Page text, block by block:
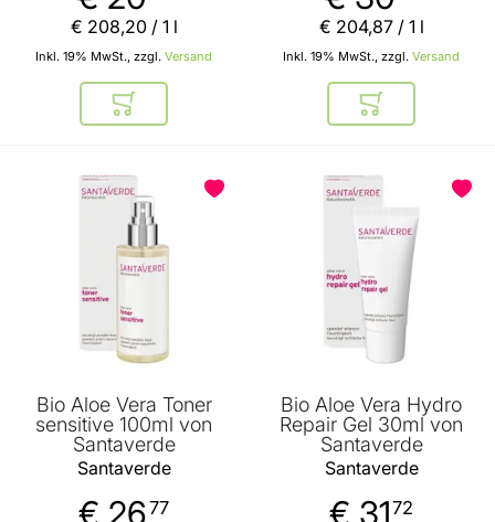
Inkl. 19% MwSt., zzgl. Versand
€ 208,20/ 1 l
In den Warenkorb
Inkl. 19% MwSt., zzgl. Versand
€ 204,87/ 1 l
In den
Bio Aloe Vera Toner
sensitive 100ml von
Santaverde
Santaverde
€ 2677
Bio Aloe Vera Hydro
Repair Gel 30ml von
Santaverde
Santaverde
€ 3172